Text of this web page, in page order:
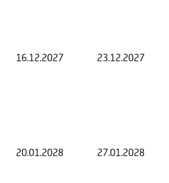
16.12.2027 23.12.2027
20.01.2028 27.01.2028